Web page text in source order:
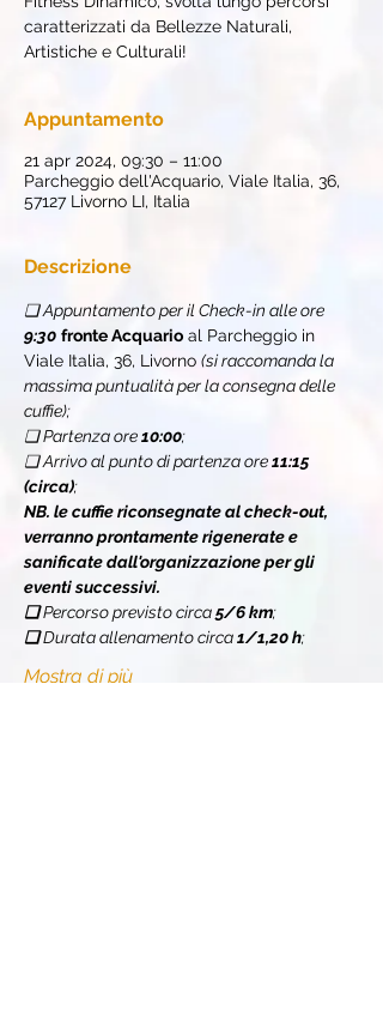
caratterizzati da Bellezze Naturali,
Artistiche e Culturali!
Appuntamento
21 apr 2024, 09:30 – 11:00
Parcheggio dell'Acquario, Viale Italia, 36,
57127 Livorno LI, Italia
Descrizione
❏ Appuntamento per il Check-in alle ore
9:30 fronte Acquario al Parcheggio in
Viale Italia, 36, Livorno (si raccomanda la
massima puntualità per la consegna delle
cuffie);
❏ Partenza ore 10:00;
❏ Arrivo al punto di partenza ore 11:15
(circa);
NB. le cuffie riconsegnate al check-out,
verranno prontamente rigenerate e
sanificate dall'organizzazione per gli
eventi successivi.
❏ Percorso previsto circa 5/6 km;
❏ Durata allenamento circa 1/1,20 h;
Mostra di più